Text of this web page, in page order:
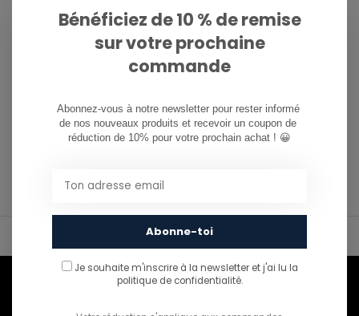
W' MORGANITE JACKET
- PEACH WHIP
Page 1 de 1
1
Livraison gratuite en Belgique à partir de 50€
Envie de rester informé ?
Abonnez-vous à notre infolettre pour ne rien
Bénéficiez de 10 % de remise
sur votre prochaine
commande
Abonnez-vous à notre newsletter pour rester informé
de nos nouveaux produits et recevoir un coupon de
réduction de 10% pour votre prochain achat ! 😀
Abonne-toi
Je souhaite m'inscrire à la newsletter et j'ai lu la
politique de confidentialité.